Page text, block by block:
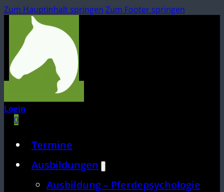
Zum Hauptinhalt springen Zum Footer springen
Login
0
Termine
Ausbildungen
Ausbildung – Pferdepsychologie